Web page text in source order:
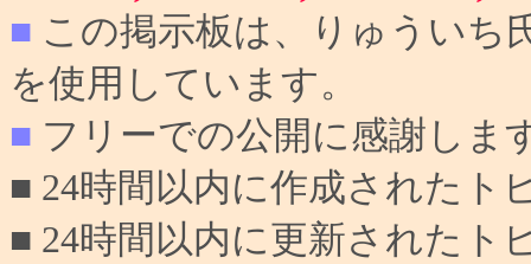
■ この掲示板は、りゅういち
を使用しています。
■ フリーでの公開に感謝しま
■ 24時間以内に作成されたト
■ 24時間以内に更新されたト